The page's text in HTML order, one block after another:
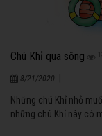
Chú Khỉ qua sông
8/21/2020
Những chú Khỉ nhỏ
những chú Khỉ này có